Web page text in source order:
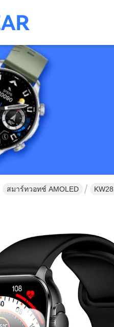
สมาร์ทวอทช์ AMOLED